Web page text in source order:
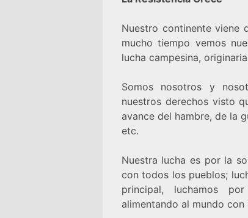
Nuestro continente viene
mucho tiempo vemos
lucha campesina,
Somos nosotros y
nuestros derechos visto
avance del hambre, de la
etc.
Nuestra lucha es por la
con todos los pueblos;
principal, luchamos
alimentando al mundo con